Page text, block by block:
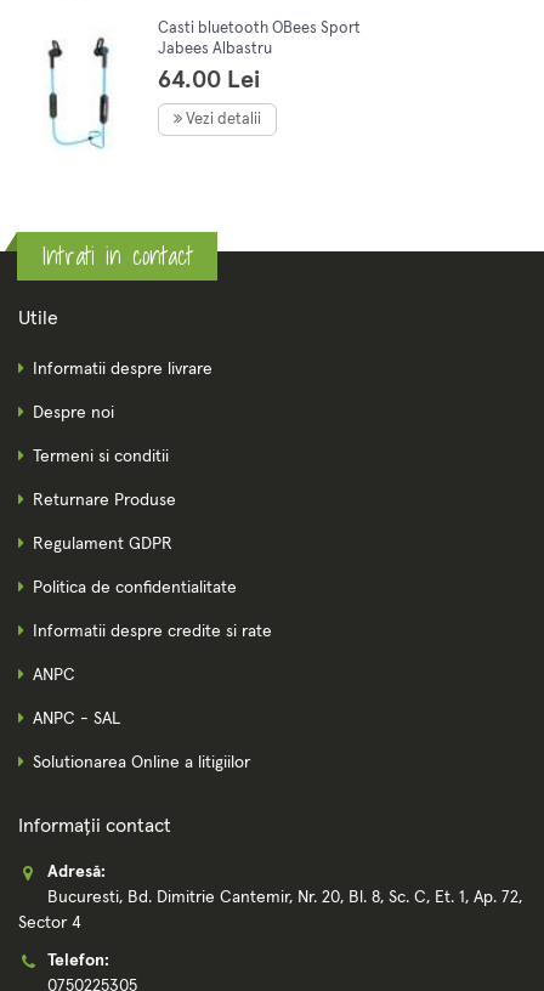
Casti bluetooth OBees Sport
Jabees Albastru
64.00 Lei
Vezi detalii
Intrati in contact
Utile
Informatii despre livrare
Despre noi
Termeni si conditii
Returnare Produse
Regulament GDPR
Politica de confidentialitate
Informatii despre credite si rate
ANPC
ANPC - SAL
Solutionarea Online a litigiilor
Informații contact
Adresă:
Bucuresti, Bd. Dimitrie Cantemir, Nr. 20, Bl. 8, Sc. C, Et. 1, Ap. 72,
Sector 4
Telefon:
0750225305